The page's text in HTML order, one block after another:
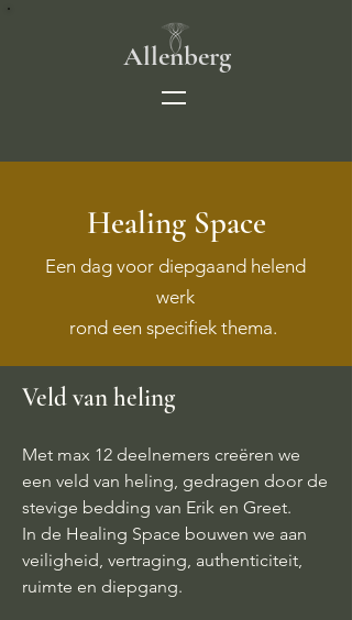
Allenberg
Healing Space
Een dag voor diepgaand helend
werk
rond een specifiek thema.
Veld van heling
Met max 12 deelnemers creëren we
een veld van heling, gedragen door de
stevige bedding van Erik en Greet.
In de Healing Space bouwen we aan
veiligheid, vertraging, authenticiteit,
ruimte en diepgang.